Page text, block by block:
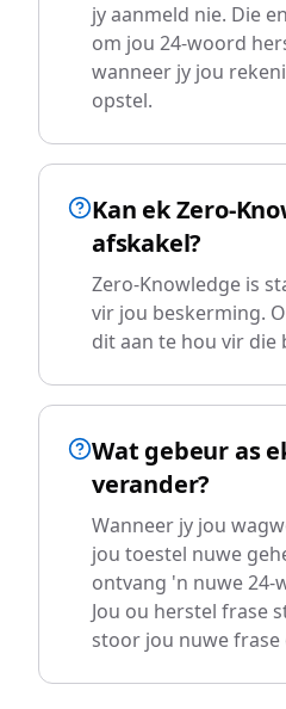
jy aanmeld nie. Die
om jou 24-woord
wanneer jy jou
opstel.
Kan ek Zero-
afskakel?
Zero-Knowledge is
vir jou beskerming.
dit aan te hou vir die
Wat gebeur as
verander?
Wanneer jy jou
jou toestel nuwe
ontvang 'n nuwe 24-
Jou ou herstel frase
stoor jou nuwe